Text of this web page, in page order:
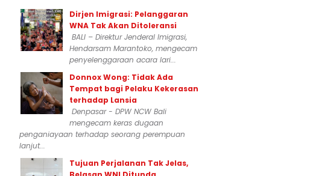
Dirjen Imigrasi: Pelanggaran
WNA Tak Akan Ditoleransi
BALI – Direktur Jenderal Imigrasi,
Hendarsam Marantoko, mengecam
penyelenggaraan acara lari...
Donnox Wong: Tidak Ada
Tempat bagi Pelaku Kekerasan
terhadap Lansia
Denpasar - DPW NCW Bali
mengecam keras dugaan
penganiayaan terhadap seorang perempuan
lanjut...
Tujuan Perjalanan Tak Jelas,